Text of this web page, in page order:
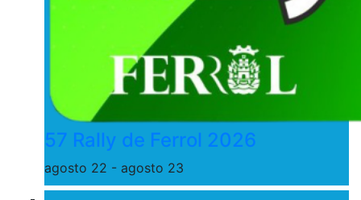
57 Rally de Ferrol 2026
agosto 22 - agosto 23